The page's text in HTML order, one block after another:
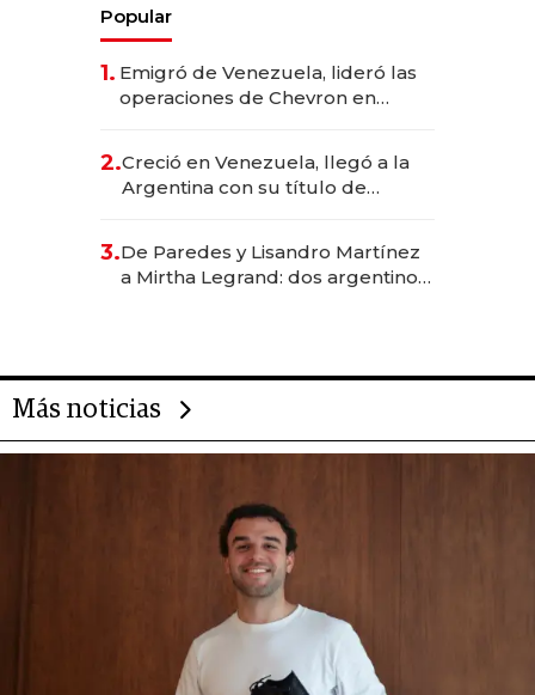
Popular
1. Emigró de Venezuela, lideró las
operaciones de Chevron en
2.Creció en Venezuela, llegó a la
Argentina con su título de
las marcas "fast premium"
3.De Paredes y Lisandro Martínez
a Mirtha Legrand: dos argentinos
Más noticias